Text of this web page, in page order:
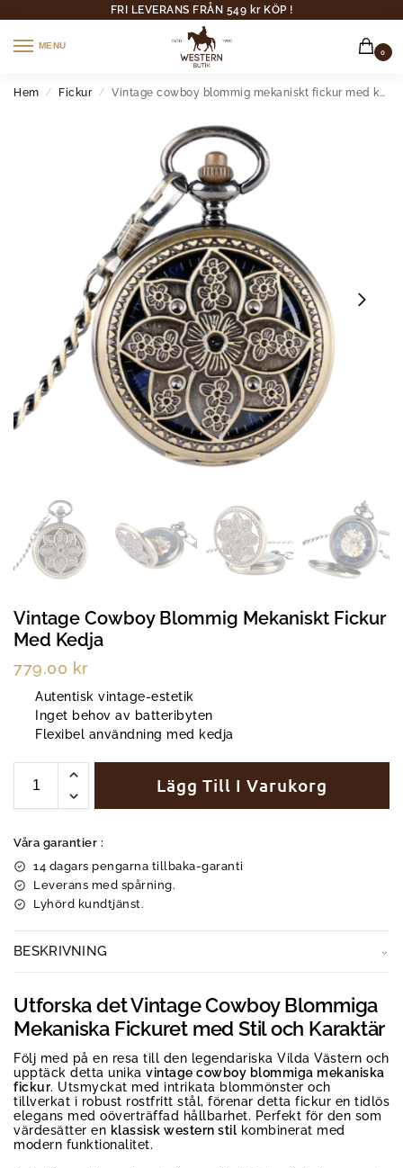
FRI LEVERANS FRÅN 549 kr KÖP !
MENU
0
Hem / Fickur / Vintage cowboy blommig mekaniskt fickur med kedja
Vintage Cowboy Blommig Mekaniskt Fickur
Med Kedja
779.00 kr
Autentisk vintage-estetik
Inget behov av batteribyten
Flexibel användning med kedja
Lägg Till I Varukorg
Våra garantier :
14 dagars pengarna tillbaka-garanti
Leverans med spårning.
Lyhörd kundtjänst.
BESKRIVNING
Utforska det Vintage Cowboy Blommiga
Mekaniska Fickuret med Stil och Karaktär
Följ med på en resa till den legendariska Vilda Västern och
upptäck detta unika vintage cowboy blommiga mekaniska
fickur. Utsmyckat med intrikata blommönster och
tillverkat i robust rostfritt stål, förenar detta fickur en tidlös
elegans med oöverträffad hållbarhet. Perfekt för den som
värdesätter en klassisk western stil kombinerat med
modern funktionalitet.